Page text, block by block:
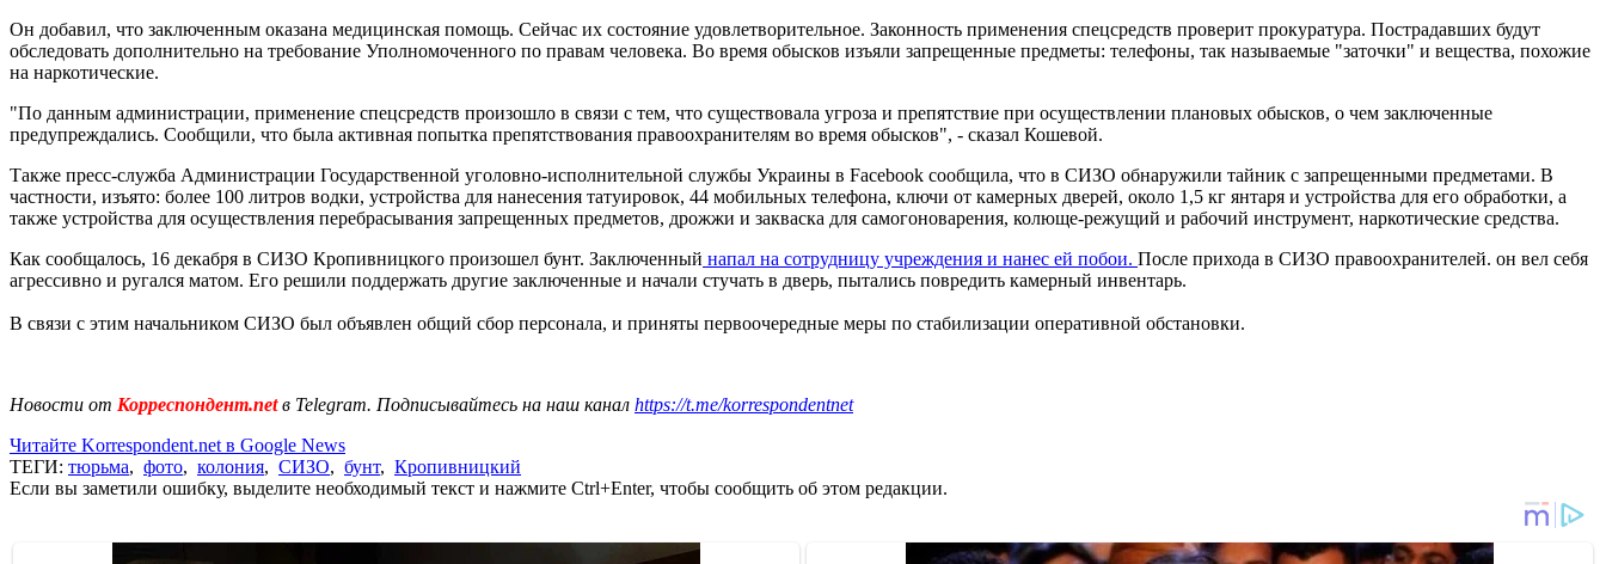
Он добавил, что заключенным оказана медицинская помощь. Сейчас их состояние удовлетворительное. Законность применения спецсредств проверит прокуратура. Пострадавших будут
обследовать дополнительно на требование Уполномоченного по правам человека. Во время обысков изъяли запрещенные предметы: телефоны, так называемые "заточки" и вещества, похожие
на наркотические.
"По данным администрации, применение спецсредств произошло в связи с тем, что существовала угроза и препятствие при осуществлении плановых обысков, о чем заключенные
предупреждались. Сообщили, что была активная попытка препятствования правоохранителям во время обысков", - сказал Кошевой.
Также пресс-служба Администрации Государственной уголовно-исполнительной службы Украины в Facebook сообщила, что в СИЗО обнаружили тайник с запрещенными предметами. В
частности, изъято: более 100 литров водки, устройства для нанесения татуировок, 44 мобильных телефона, ключи от камерных дверей, около 1,5 кг янтаря и устройства для его обработки, а
также устройства для осуществления перебрасывания запрещенных предметов, дрожжи и закваска для самогоноварения, колюще-режущий и рабочий инструмент, наркотические средства.
Как сообщалось, 16 декабря в СИЗО Кропивницкого произошел бунт. Заключенный напал на сотрудницу учреждения и нанес ей побои. После прихода в СИЗО правоохранителей. он вел себя
агрессивно и ругался матом. Его решили поддержать другие заключенные и начали стучать в дверь, пытались повредить камерный инвентарь.
В связи с этим начальником СИЗО был объявлен общий сбор персонала, и приняты первоочередные меры по стабилизации оперативной обстановки.
Новости от Корреспондент.netв Telegram. Подписывайтесь на наш канал https://t.me/korrespondentnet
Читайте Korrespondent.net в Google News
ТЕГИ: тюрьма, фото, колония, СИЗО, бунт, Кропивницкий
Если вы заметили ошибку, выделите необходимый текст и нажмите Ctrl+Enter, чтобы сообщить об этом редакции.